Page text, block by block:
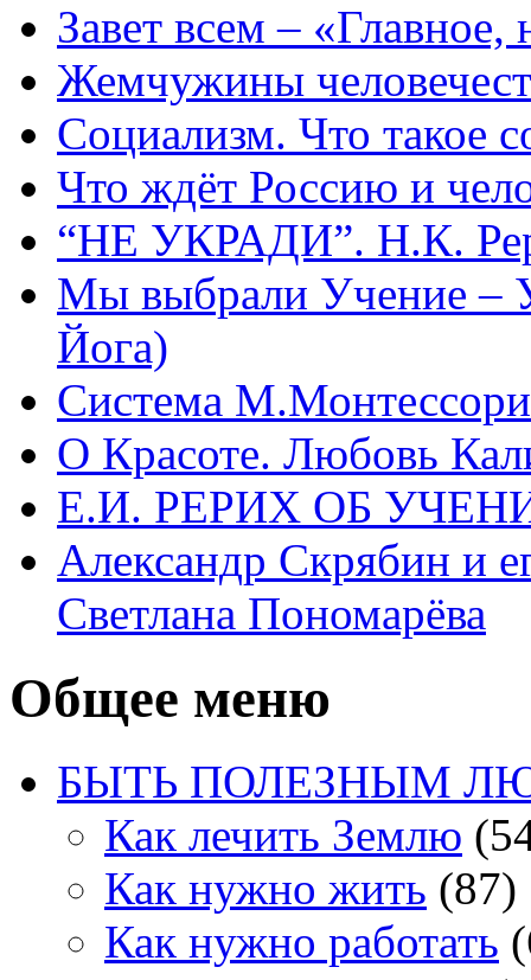
Завет всем –
Жемчужины
Социализм. Что такое
Что ждёт Россию и
“НЕ УКРАДИ”. Н.К.
Мы выбрали Учение –
Йога)
Система М.Монтессори
О Красоте. Любовь
Е.И. РЕРИХ ОБ
Александр Скрябин и
Светлана Пономарёва
Общее меню
БЫТЬ ПОЛЕЗНЫМ
Как лечить Землю
Как нужно жить (87)
Как нужно работать